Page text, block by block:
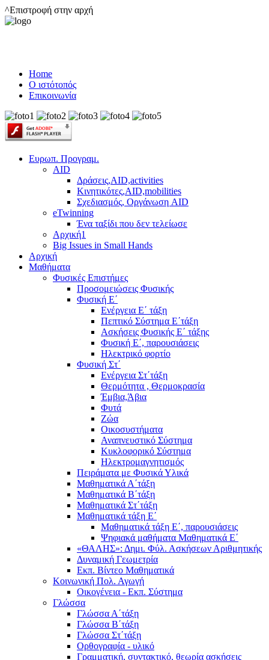
^Επιστροφή στην αρχή
Home
Ο ιστότοπός
Επικοινωνία
Ευρωπ. Προγραμ.
AID
Δράσεις,AID,activities
Κινητικότες,AID,mobilities
Σχεδιασμός, Οργάνωση AID
eTwinning
Ένα ταξίδι που δεν τελείωσε
Αρχική1
Big Issues in Small Hands
Αρχική
Μαθήματα
Φυσικές Επιστήμες
Προσομειώσεις Φυσικής
Φυσική Ε΄
Ενέργεια Ε΄ τάξη
Πεπτικό Σύστημα Ε΄τάξη
Ασκήσεις Φυσικής Ε΄ τάξης
Φυσική Ε΄, παρουσιάσεις
Ηλεκτρικό φορτίο
Φυσική Στ΄
Ενέργεια Στ΄τάξη
Θερμότητα , Θερμοκρασία
Έμβια,Άβια
Φυτά
Ζώα
Οικοσυστήματα
Αναπνευστικό Σύστημα
Κυκλοφορικό Σύστημα
Ηλεκτρομαγνητισμός
Πειράματα με Φυσικά Υλικά
Μαθηματικά Α΄τάξη
Μαθηματικά Β΄τάξη
Μαθηματικά Στ΄τάξη
Μαθηματικά τάξη Ε΄
Μαθηματικά τάξη Ε΄, παρουσιάσεις
Ψηφιακά μαθήματα Μαθηματικά Ε΄
«ΘΑΛΗΣ»: Δημι. Φύλ. Ασκήσεων Αριθμητικής
Δυναμική Γεωμετρία
Εκπ. Βίντεο Μαθηματικά
Κοινωνική Πολ. Αγωγή
Οικογένεια - Εκπ. Σύστημα
Γλώσσα
Γλώσσα Α΄τάξη
Γλώσσα Β΄τάξη
Γλώσσα Στ΄τάξη
Ορθογραφία - υλικό
Γραμματική, συντακτικό, θεωρία ασκήσεις